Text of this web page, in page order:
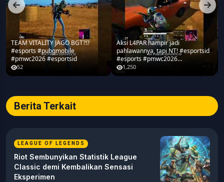
TEAM VITALITY JAGO BGT?!?
#esports #pubgmobile
#pmwc2026 #esportsid
52
Aksi L4PAR hampir jadi
pahlawannya, tapi NT! #esportsid
#esports #pmwc2026
#pubgmobile #teamrrq
1,250
Berita Terkait
LEAGUE OF LEGENDS
Riot Sembunyikan Statistik League
Classic demi Kembalikan Sensasi
Eksperimen